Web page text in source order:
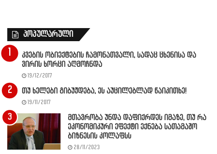
პოპულარული
კვების ობიექტების ჩამონათვალი, სადაც ცხენისა და
ვირის ხორცი აღმოჩნდა
19/12/2017
თუ ხელები გიბუჟდება, ეს აუცილებლად წაიკითხე!
19/11/2017
მთავრობა უნდა დაფიქრდეს იმაზე, თუ რა
ეკონომიკური ეფექტი ექნება სათამაშო
ბიზნესის კოლაფსს
28/11/2023